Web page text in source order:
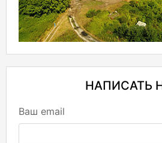
НАПИСАТЬ
Ваш email